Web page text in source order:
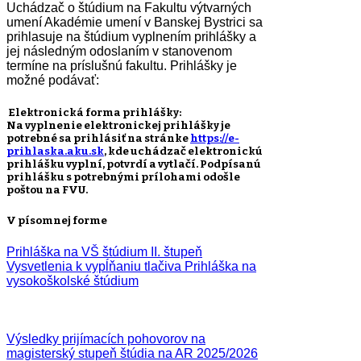
Uchádzač o štúdium na Fakultu výtvarných
umení Akadémie umení v Banskej Bystrici sa
prihlasuje na štúdium vyplnením prihlášky a
jej následným odoslaním v stanovenom
termíne na príslušnú fakultu. Prihlášky je
možné podávať:
Elektronická forma prihlášky:
Na vyplnenie elektronickej prihlášky je
potrebné sa prihlásiť na stránkehttps://e-
prihlaska.aku.sk, kde uchádzač elektronickú
prihlášku vyplní, potvrdí a vytlačí. Podpísanú
prihlášku s potrebnými prílohami odošle
poštou na FVU.
V písomnej forme
Prihláška na VŠ štúdium II. štupeň
Vysvetlenia k vypĺňaniu tlačiva Prihláška na
vysokoškolské štúdium
Výsledky prijímacích pohovorov na
magisterský stupeň štúdia na AR 2025/2026